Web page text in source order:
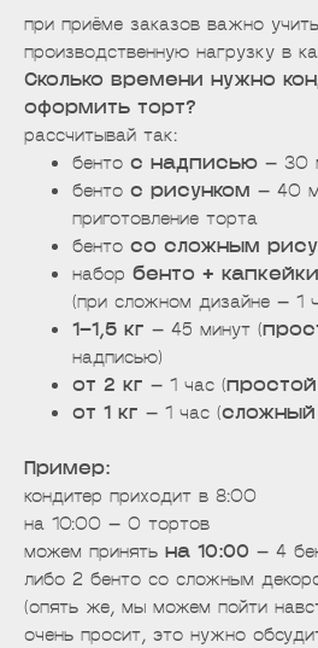
при приёме заказов важно
производственную нагрузку в
Сколько времени нужно
оформить торт?
рассчитывай так:
бенто с надписью — 30
бенто с рисунком — 40
приготовление торта
бенто со сложным
набор бенто + капкейки
(при сложном дизайне — 1
1–1,5 кг — 45 минут (
надписью)
от 2 кг — 1 час (простой
от 1 кг — 1 час (сложный
Пример:
кондитер приходит в 8:00
на 10:00 — 0 тортов
можем принять на 10:00 — 4
либо 2 бенто со сложным
(опять же, мы можем пойти
очень просит, это нужно